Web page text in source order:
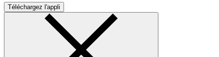
Téléchargez l'appli